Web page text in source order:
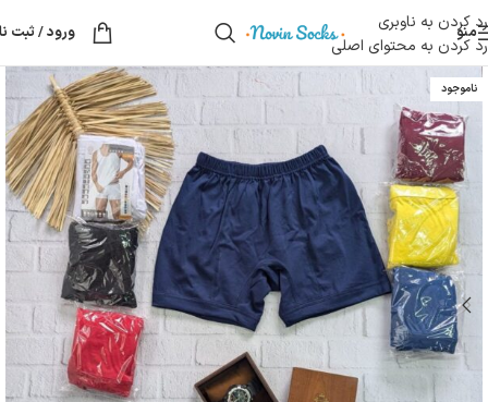
رد کردن به ناوبری
رد کردن به محتوای اصلی
منو ورود / ثبت
ناموجود